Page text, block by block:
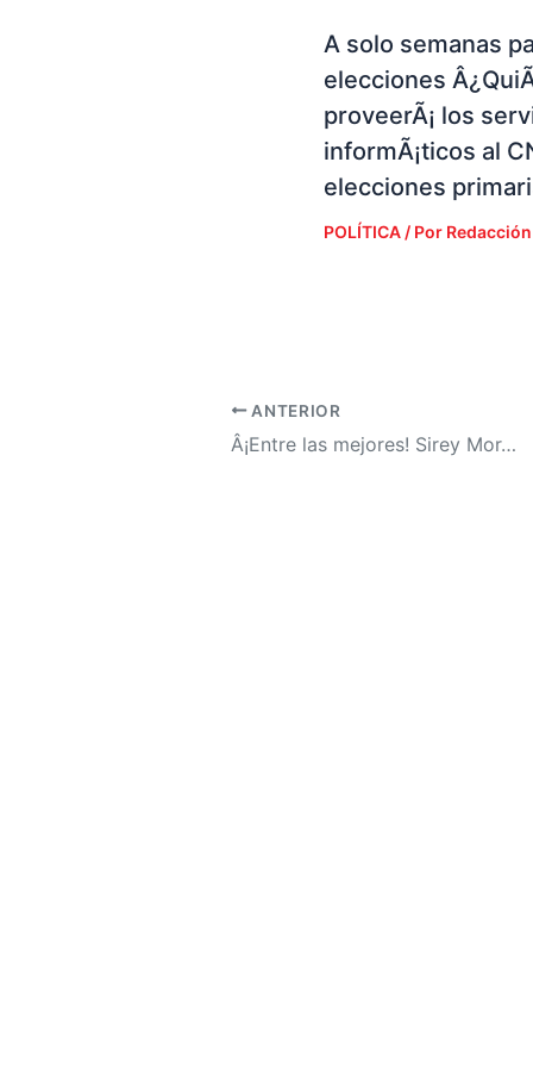
A solo semanas
elecciones
proveerÃ¡ los
informÃ¡ticos al
elecciones
POLÍTICA / Por Redacción
ANTERIOR
Â¡Entre las mejores! Sirey MorÃ¡n continÃºa triunfando en UnivisiÃ³n por su talento y belleza